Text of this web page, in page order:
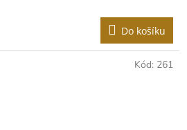
Do košíku
Kód: 261